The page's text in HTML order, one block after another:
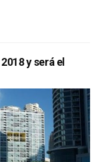
y será el